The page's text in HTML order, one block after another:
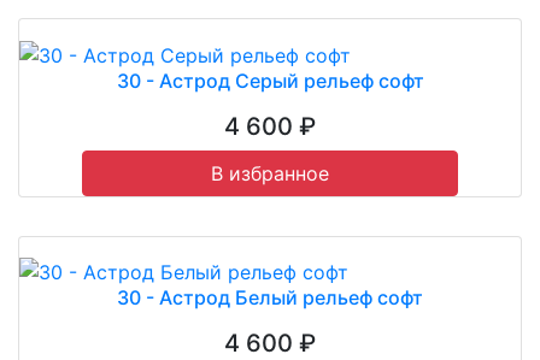
30 - Астрод Серый рельеф софт
4 600 ₽
В избранное
30 - Астрод Белый рельеф софт
4 600 ₽